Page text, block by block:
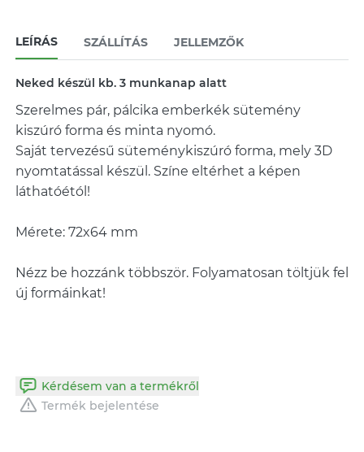
LEÍRÁS SZÁLLÍTÁS JELLEMZŐK
Neked készül kb. 3 munkanap alatt
Szerelmes pár, pálcika emberkék sütemény
kiszúró forma és minta nyomó.
Saját tervezésű süteménykiszúró forma, mely 3D
nyomtatással készül. Színe eltérhet a képen
láthatóétól!
Mérete: 72x64 mm
Nézz be hozzánk többször. Folyamatosan töltjük fel
új formáinkat!
Kérdésem van a termékről
Termék bejelentése